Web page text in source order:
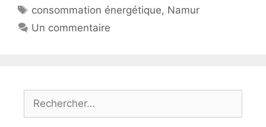
Étiquettes
consommation énergétique, Namur
Un commentaire